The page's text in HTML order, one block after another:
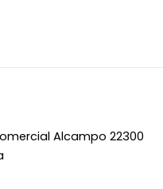
Alcampo 22300